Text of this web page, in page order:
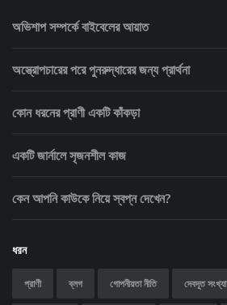
অভিশাপ সম্পর্কে বাইবেলের আয়াত
অস্ত্রোপচারের পরে পুনরুদ্ধারের জন্য প্রার্থনা
কোন ধরনের প্রাণী একটি কাঁকড়া
একটি জার্নালে সৃজনশীল কাজ
কেন আপনি কাউকে নিয়ে স্বপ্ন দেখেন?
ধরন
প্রাণী ব্লগ গোপনীয়তা নীতি দেবদূত সংখ্যা